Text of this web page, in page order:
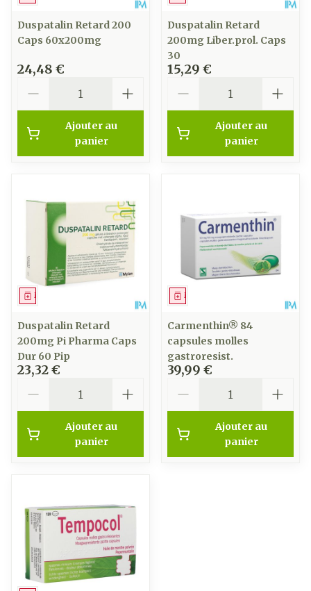
Duspatalin Retard 200
Caps 60x200mg
24,48 €
Ajouter au
panier
Duspatalin Retard
200mg Liber.prol. Caps
30
15,29 €
Ajouter au
panier
Médicament
Duspatalin Retard
200mg Pi Pharma Caps
Dur 60 Pip
23,32 €
Ajouter au
panier
Médicament
Carmenthin® 84
capsules molles
gastroresist.
39,99 €
Ajouter au
panier